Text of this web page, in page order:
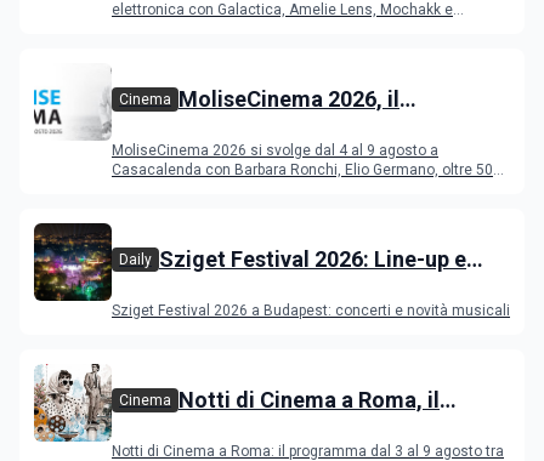
elettronica con Galactica, Amelie Lens, Mochakk e
Cinema MoliseCinema 2026, il
MoliseCinema 2026 si svolge dal 4 al 9 agosto a
Casacalenda con Barbara Ronchi, Elio Germano, oltre 50
Daily Sziget Festival 2026: Line-up e
Sziget Festival 2026 a Budapest: concerti e novità musicali
Cinema Notti di Cinema a Roma, il
Notti di Cinema a Roma: il programma dal 3 al 9 agosto tra